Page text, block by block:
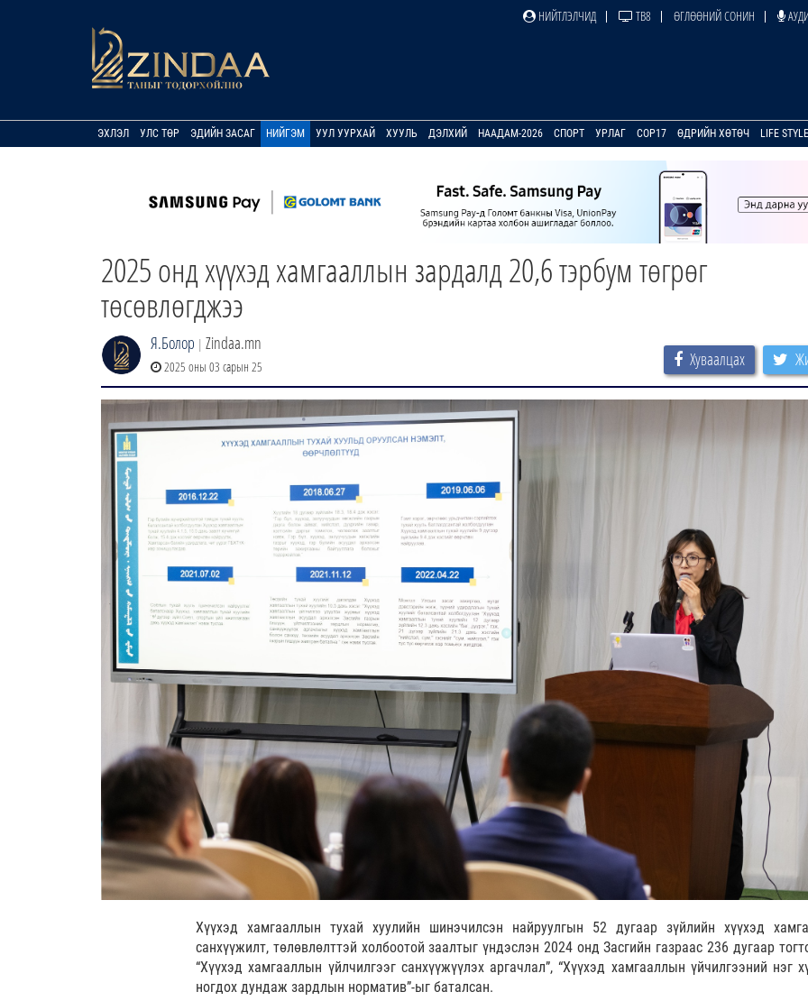
НИЙТЛЭЛЧИД ТВ8 ӨГЛӨӨНИЙ СОНИН
ЭХЛЭЛ УЛС ТӨР ЭДИЙН ЗАСАГ НИЙГЭМ УУЛ УУРХАЙ ХУУЛЬ ДЭЛХИЙ НААДАМ-2026 СПОРТ УРЛАГ COP17 ӨДРИЙН ХӨТӨЧ LIFE STYLE
2025 онд хүүхэд хамгааллын зардалд 20,6 тэрбум төгрөг
төсөвлөгджээ
Я.Болор | Zindaa.mn
2025 оны 03 сарын 25 Хуваалцах
Хүүхэд хамгааллын тухай хуулийн шинэчилсэн найруулгын 52 дугаар зүйлийн хүүхэд
санхүүжилт, төлөвлөлттэй холбоотой заалтыг үндэслэн 2024 онд Засгийн газраас 236 дугаар
“Хүүхэд хамгааллын үйлчилгээг санхүүжүүлэх аргачлал”, “Хүүхэд хамгааллын үйчилгээний нэг
ногдох дундаж зардлын норматив”-ыг баталсан.